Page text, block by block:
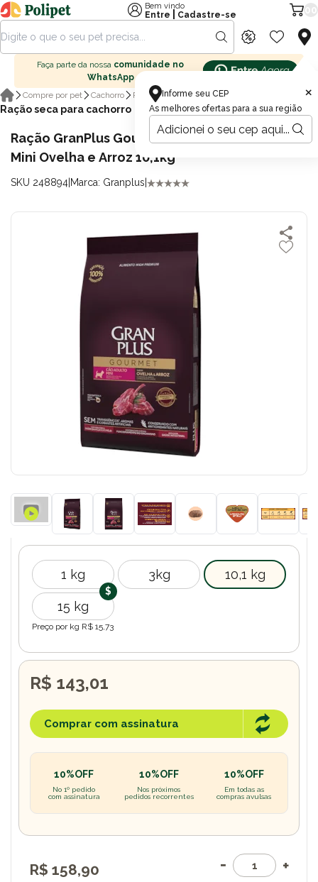
Informe seu CEP
As melhores ofertas para a sua região
×
Bem vindo
Entre
Cadastre-se
Faça parte da nossa comunidade no
WhatsApp
Compre por pet
Cachorro Ração para cachorro
Ração seca para cachorro
Ração GranPlus Gourmet Cachorros Adultos
Mini Ovelha e Arroz 10,1kg
SKU 248894 Marca: Granplus
1 kg 3kg 10,1 kg
15 kg
Preço por kg R$ 15,73
R$ 158,90
R$ 143,01
Comprar com assinatura
10%OFF
No 1º pedido
com assinatura
10%OFF
Nos próximos
pedidos recorrentes
10%OFF
Em todas as
compras avulsas